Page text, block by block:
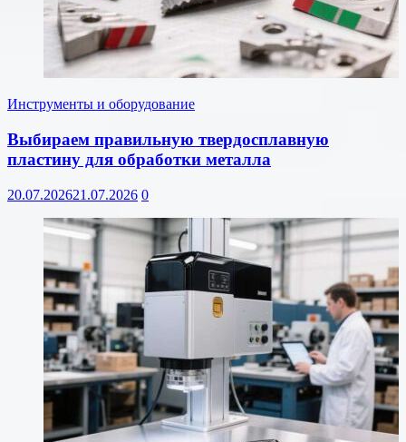
Инструменты и оборудование
Выбираем правильную твердосплавную
пластину для обработки металла
20.07.202621.07.2026 0